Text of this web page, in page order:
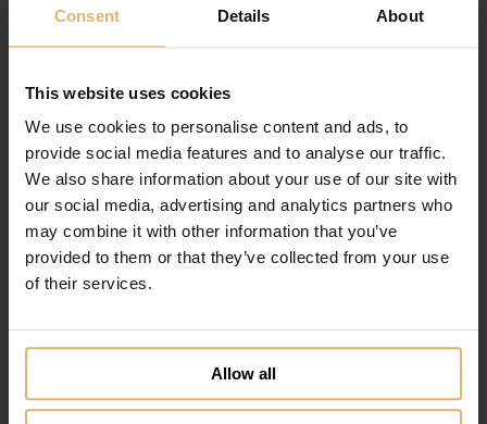
Consent Details About
This website uses cookies
We use cookies to personalise content and ads, to
provide social media features and to analyse our traffic.
We also share information about your use of our site with
our social media, advertising and analytics partners who
may combine it with other information that you’ve
provided to them or that they’ve collected from your use
of their services.
Allow all